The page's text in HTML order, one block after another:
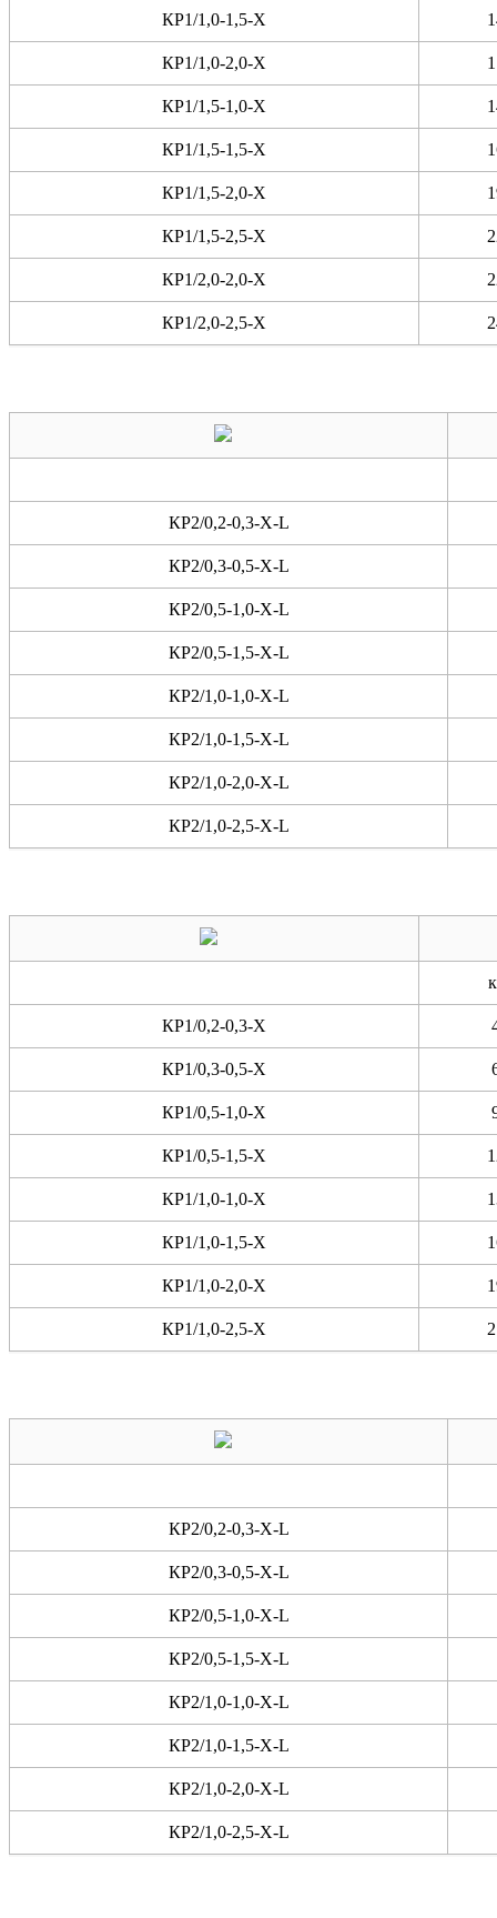
КР1/1,0-1,5-X
КР1/1,0-2,0-X
КР1/1,5-1,0-X
КР1/1,5-1,5-X
КР1/1,5-2,0-X
КР1/1,5-2,5-X
КР1/2,0-2,0-X
КР1/2,0-2,5-X
КР2/0,2-0,3-X-L
КР2/0,3-0,5-X-L
КР2/0,5-1,0-X-L
КР2/0,5-1,5-X-L
КР2/1,0-1,0-X-L
КР2/1,0-1,5-X-L
КР2/1,0-2,0-X-L
КР2/1,0-2,5-X-L
КР1/0,2-0,3-X
КР1/0,3-0,5-X
КР1/0,5-1,0-X
КР1/0,5-1,5-X
КР1/1,0-1,0-X
КР1/1,0-1,5-X
КР1/1,0-2,0-X
КР1/1,0-2,5-X
КР2/0,2-0,3-X-L
КР2/0,3-0,5-X-L
КР2/0,5-1,0-X-L
КР2/0,5-1,5-X-L
КР2/1,0-1,0-X-L
КР2/1,0-1,5-X-L
КР2/1,0-2,0-X-L
КР2/1,0-2,5-X-L